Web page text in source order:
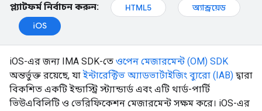
প্ল্যাটফর্ম নির্বাচন করুন: HTML5
অ্যান্ড্রয়েড
iOS
iOS-এর জন্য IMA SDK-তে ওপেন মেজারমেন্ট (OM) SDK
অন্তর্ভুক্ত রয়েছে, যাইন্টারেক্টিভ অ্যাডভার্টাইজিং ব্যুরো (IAB) দ্বারা
বিকশিত একটি ইন্ডাস্ট্রি স্ট্যান্ডার্ড এবং এটি থার্ড-পার্টি
ভিউএবিলিটি ও ভেরিফিকেশন মেজারমেন্ট সক্ষম করে। iOS-এর